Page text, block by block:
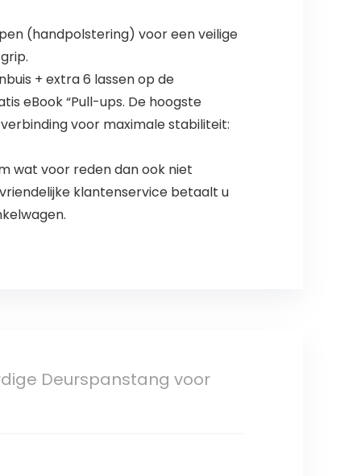
(handpolstering) voor een veilige
+ extra 6 lassen op de
eBook “Pull-ups. De hoogste
voor maximale stabiliteit:
wat voor reden dan ook niet
klantenservice betaalt u
Deurspanstang voor